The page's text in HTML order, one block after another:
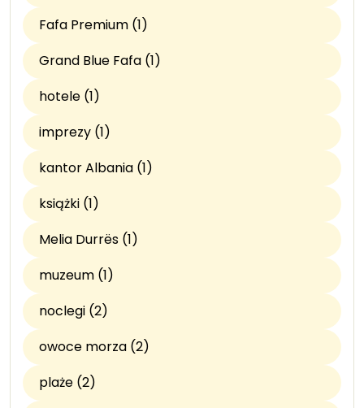
Fafa Premium (1)
Grand Blue Fafa (1)
hotele (1)
imprezy (1)
kantor Albania (1)
książki (1)
Melia Durrës (1)
muzeum (1)
noclegi (2)
owoce morza (2)
plaże (2)